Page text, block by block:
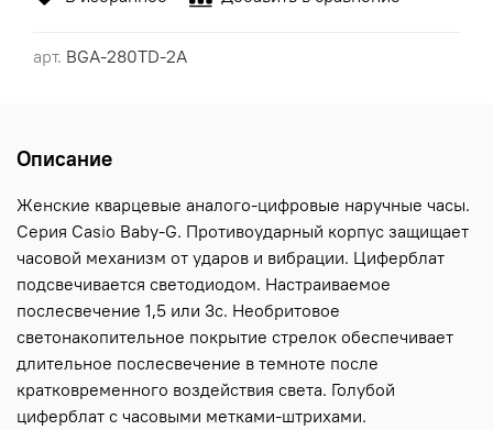
арт. BGA-280TD-2A
Описание
Женские кварцевые аналого-цифровые наручные часы.
Серия Casio Baby-G. Противоударный корпус защищает
часовой механизм от ударов и вибрации. Циферблат
подсвечивается светодиодом. Настраиваемое
послесвечение 1,5 или 3с. Необритовое
светонакопительное покрытие стрелок обеспечивает
длительное послесвечение в темноте после
кратковременного воздействия света. Голубой
циферблат с часовыми метками-штрихами.